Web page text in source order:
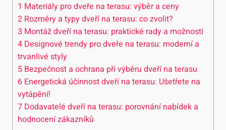
1 Materiály pro dveře na terasu: výběr a ceny
2 Rozměry a typy dveří na terasu: co zvolit?
3 Montáž dveří na terasu: praktické rady a možnosti
4 Designové trendy pro dveře na terasu: moderní a
trvanlivé styly
5 Bezpečnost a ochrana při výběru dveří na terasu
6 Energetická účinnost dveří na terasu: Ušetřete na
vytápění!
7 Dodavatelé dveří na terasu: porovnání nabídek a
hodnocení zákazníků